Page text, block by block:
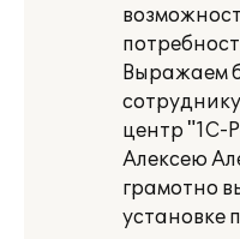
Выражаем
центр "1С-
Алексею
грамотно
установке